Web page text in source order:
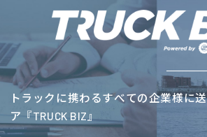
トラックに携わるすべての企業様に
ア『TRUCK BIZ』